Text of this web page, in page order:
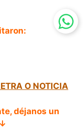
O NOTICIA
déjanos un